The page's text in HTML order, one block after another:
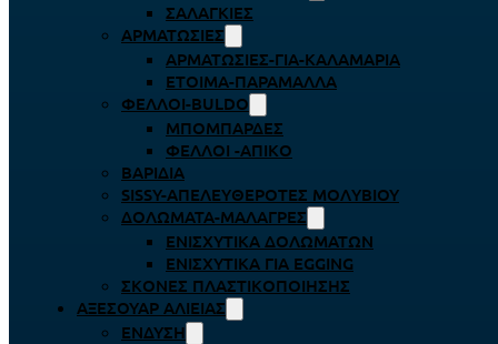
ΣΑΛΑΓΚΙΈΣ
ΑΡΜΑΤΩΣΙΈΣ
ΑΡΜΑΤΩΣΙΈΣ-ΓΙΑ-ΚΑΛΑΜΆΡΙΑ
ΈΤΟΙΜΑ-ΠΑΡΆΜΑΛΛΑ
ΦΕΛΛΟΊ-BULDO
ΜΠΟΜΠΆΡΔΕΣ
ΦΕΛΛΟΊ -ΑΠΊΚΟ
ΒΑΡΊΔΙΑ
SISSY-ΑΠΕΛΕΥΘΕΡΟΤΈΣ ΜΟΛΥΒΙΟΎ
ΔΟΛΏΜΑΤΑ-ΜΑΛΆΓΡΕΣ
ΕΝΙΣΧΥΤΙΚΆ ΔΟΛΩΜΆΤΩΝ
ΕΝΙΣΧΥΤΙΚΆ ΓΙΑ EGGING
ΣΚΌΝΕΣ ΠΛΑΣΤΙΚΟΠΟΊΗΣΗΣ
ΑΞΕΣΟΥΆΡ ΑΛΙΕΊΑΣ
ΈΝΔΥΣΗ